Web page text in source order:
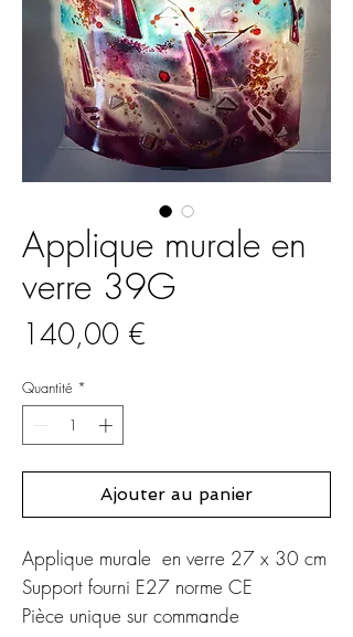
Applique murale en
verre 39G
140,00 €
Quantité *
Ajouter au panier
Applique murale en verre 27 x 30 cm
Support fourni E27 norme CE
Pièce unique sur commande